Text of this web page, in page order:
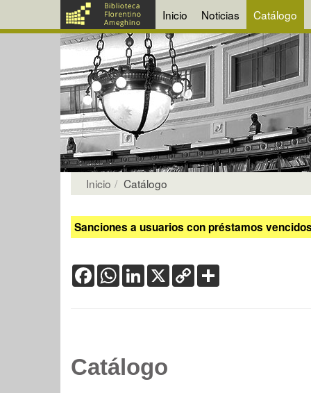
Inicio Noticias Catálogo
Inicio Catálogo
Sanciones a usuarios con préstamos
FacebookWhatsApp
LinkedIn
X Copy
Link
Catálogo